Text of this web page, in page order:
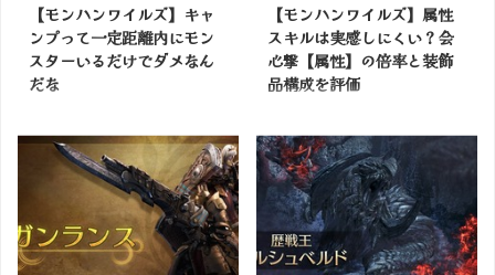
【モンハンワイルズ】キャ
ンプって一定距離内にモン
スターいるだけでダメなん
だな
【モンハンワイルズ】属性
スキルは実感しにくい？会
心撃【属性】の倍率と装飾
品構成を評価